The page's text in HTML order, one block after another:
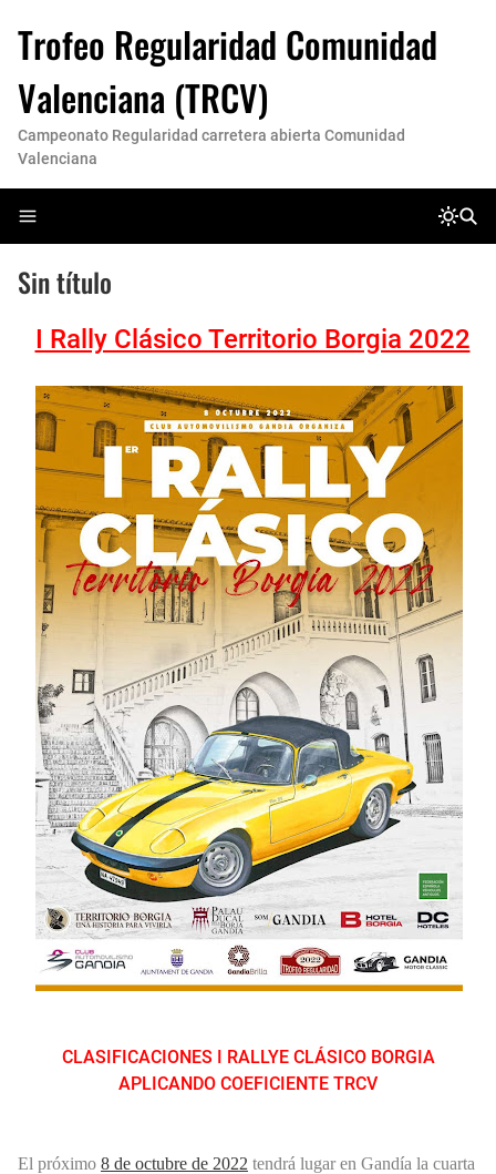
Trofeo Regularidad Comunidad
Valenciana (TRCV)
Campeonato Regularidad carretera abierta Comunidad
Valenciana
Sin título
I Rally Clásico Territorio Borgia 2022
CLASIFICACIONES I RALLYE CLÁSICO BORGIA
APLICANDO COEFICIENTE TRCV
El próximo 8 de octubre de 2022 tendrá lugar en Gandía la cuarta